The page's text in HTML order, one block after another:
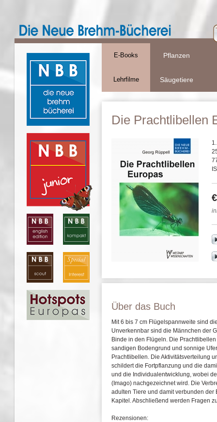
E-Books
Lehrfilme
Pflanzen
Säugetiere
Die Prachtlibellen
Über das Buch
Mit 6 bis 7 cm Flügelspannweite sind
Unverkennbar sind die Männchen der
Binde in den Flügeln. Die
sandigen Bodengrund und sonnige
Prachtlibellen. Die Aktivitätsverteilung
schildert die Fortpflanzung und die
und die Individualentwicklung, wobei
(Imago) nachgezeichnet wird. Die
adulten Tiere und damit verbunden
Kapitel. Abschließend werden Fragen
Rezensionen: